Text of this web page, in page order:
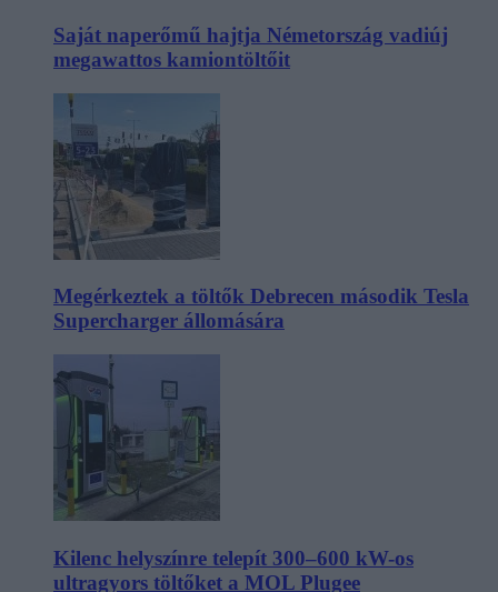
Saját naperőmű hajtja Németország vadiúj
megawattos kamiontöltőit
Megérkeztek a töltők Debrecen második Tesla
Supercharger állomására
Kilenc helyszínre telepít 300–600 kW-os
ultragyors töltőket a MOL Plugee